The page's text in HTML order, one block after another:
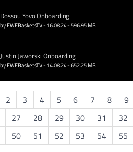
Dossou Yovo Onboarding
by EWEBasketsTV - 16.08.24 - 596.95 MB
Justin Jaworski Onboarding
by EWEBasketsTV - 14.08.24 - 652.25 MB
2 3 4 5 6 7 8 9
27 28 29 30 31 32
50 51 52 53 54 55